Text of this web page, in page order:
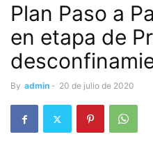
Plan Paso a
en etapa de
By admin - 20 de julio de 2020